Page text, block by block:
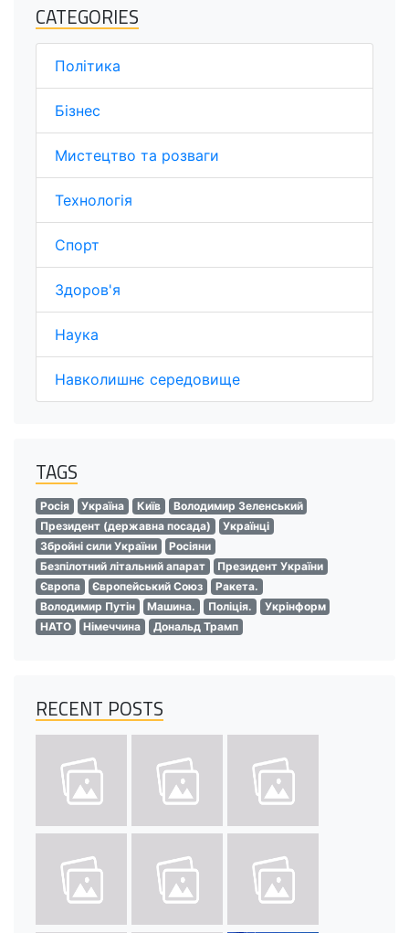
CATEGORIES
Політика
Бізнес
Мистецтво та розваги
Технологія
Спорт
Здоров'я
Наука
Навколишнє середовище
TAGS
Росія Україна Київ
Володимир Зеленський
Президент (державна посада)
Українці
Збройні сили України
Росіяни
Безпілотний літальний апарат
Президент України
Європа
Європейський Союз
Ракета.
Володимир Путін
Машина. Поліція.
Укрінформ
НАТО
Німеччина Дональд Трамп
RECENT POSTS